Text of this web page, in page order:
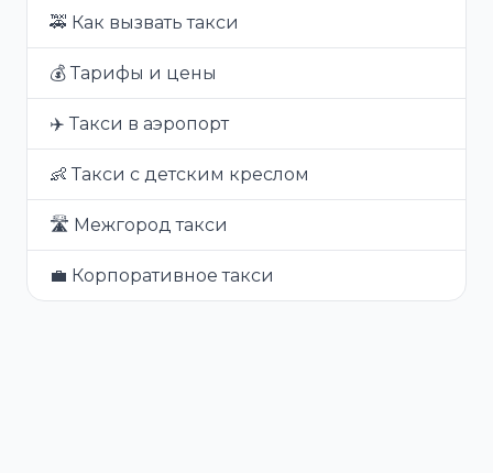
🚕 Как вызвать такси
💰 Тарифы и цены
✈️ Такси в аэропорт
👶 Такси с детским креслом
🛣️ Межгород такси
💼 Корпоративное такси